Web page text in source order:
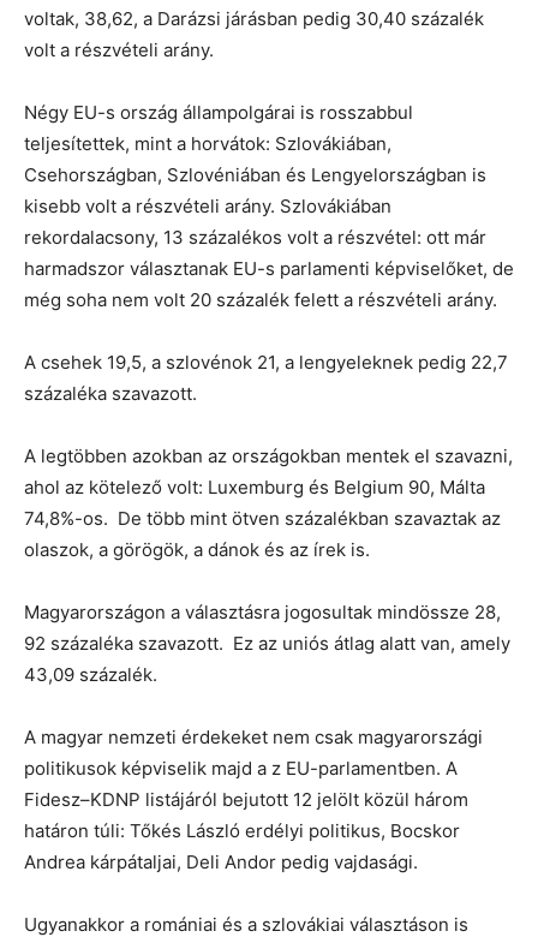
voltak, 38,62, a Darázsi járásban pedig 30,40 százalék
volt a részvételi arány.
Négy EU-s ország állampolgárai is rosszabbul
teljesítettek, mint a horvátok: Szlovákiában,
Csehországban, Szlovéniában és Lengyelországban is
kisebb volt a részvételi arány. Szlovákiában
rekordalacsony, 13 százalékos volt a részvétel: ott már
harmadszor választanak EU-s parlamenti képviselőket, de
még soha nem volt 20 százalék felett a részvételi arány.
A csehek 19,5, a szlovénok 21, a lengyeleknek pedig 22,7
százaléka szavazott.
A legtöbben azokban az országokban mentek el szavazni,
ahol az kötelező volt: Luxemburg és Belgium 90, Málta
74,8%-os. De több mint ötven százalékban szavaztak az
olaszok, a görögök, a dánok és az írek is.
Magyarországon a választásra jogosultak mindössze 28,
92 százaléka szavazott. Ez az uniós átlag alatt van, amely
43,09 százalék.
A magyar nemzeti érdekeket nem csak magyarországi
politikusok képviselik majd a z EU-parlamentben. A
Fidesz–KDNP listájáról bejutott 12 jelölt közül három
határon túli: Tőkés László erdélyi politikus, Bocskor
Andrea kárpátaljai, Deli Andor pedig vajdasági.
Ugyanakkor a romániai és a szlovákiai választáson is